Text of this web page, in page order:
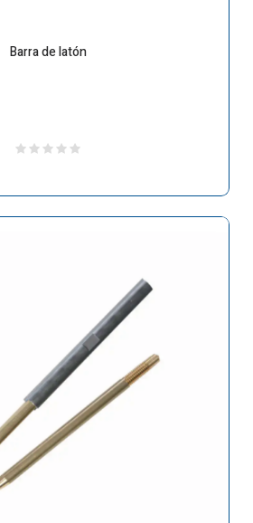
Barra de latón